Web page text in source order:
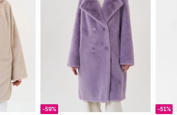
-59% -51%